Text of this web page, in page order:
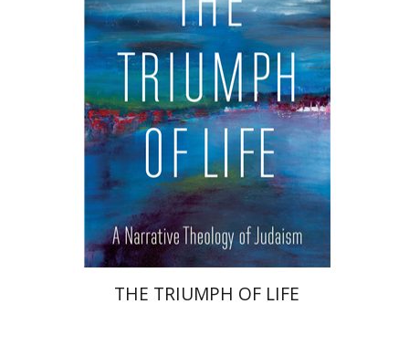
הנחת אתר ספר מודפס
$35
$32
THE TRIUMPH OF LIFE